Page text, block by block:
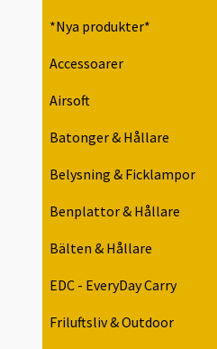
*Nya produkter*
Accessoarer
Airsoft
Batonger & Hållare
Belysning & Ficklampor
Benplattor & Hållare
Bälten & Hållare
EDC - EveryDay Carry
Friluftsliv & Outdoor